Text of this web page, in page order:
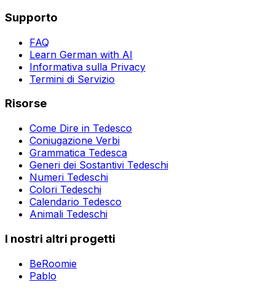
Supporto
FAQ
Learn German with AI
Informativa sulla Privacy
Termini di Servizio
Risorse
Come Dire in Tedesco
Coniugazione Verbi
Grammatica Tedesca
Generi dei Sostantivi Tedeschi
Numeri Tedeschi
Colori Tedeschi
Calendario Tedesco
Animali Tedeschi
I nostri altri progetti
BeRoomie
Pablo